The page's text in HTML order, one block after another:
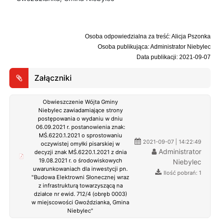
Osoba odpowiedzialna za treść: Alicja Pszonka
Osoba publikująca: Administrator Niebylec
Data publikacji: 2021-09-07
Załączniki
Obwieszczenie Wójta Gminy
Niebylec zawiadamiające strony
postępowania o wydaniu w dniu
06.09.2021 r. postanowienia znak:
MŚ.6220.1.2021 o sprostowaniu
oczywistej omyłki pisarskiej w
decyzji znak MŚ.6220.1.2021 z dnia
19.08.2021 r. o środowiskowych
uwarunkowaniach dla inwestycji pn.
"Budowa Elektrowni Słonecznej wraz
z infrastrukturą towarzyszącą na
działce nr ewid. 712/4 (obręb 0003)
w miejscowości Gwoździanka, Gmina
Niebylec"
2021-09-07 | 14:22:49
Administrator
Niebylec
Ilość pobrań: 1